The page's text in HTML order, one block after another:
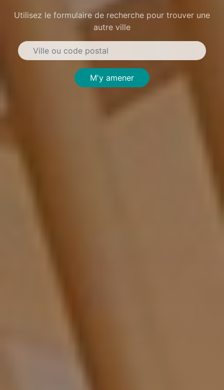
Utilisez le formulaire de recherche pour trouver une
autre ville
M'y amener